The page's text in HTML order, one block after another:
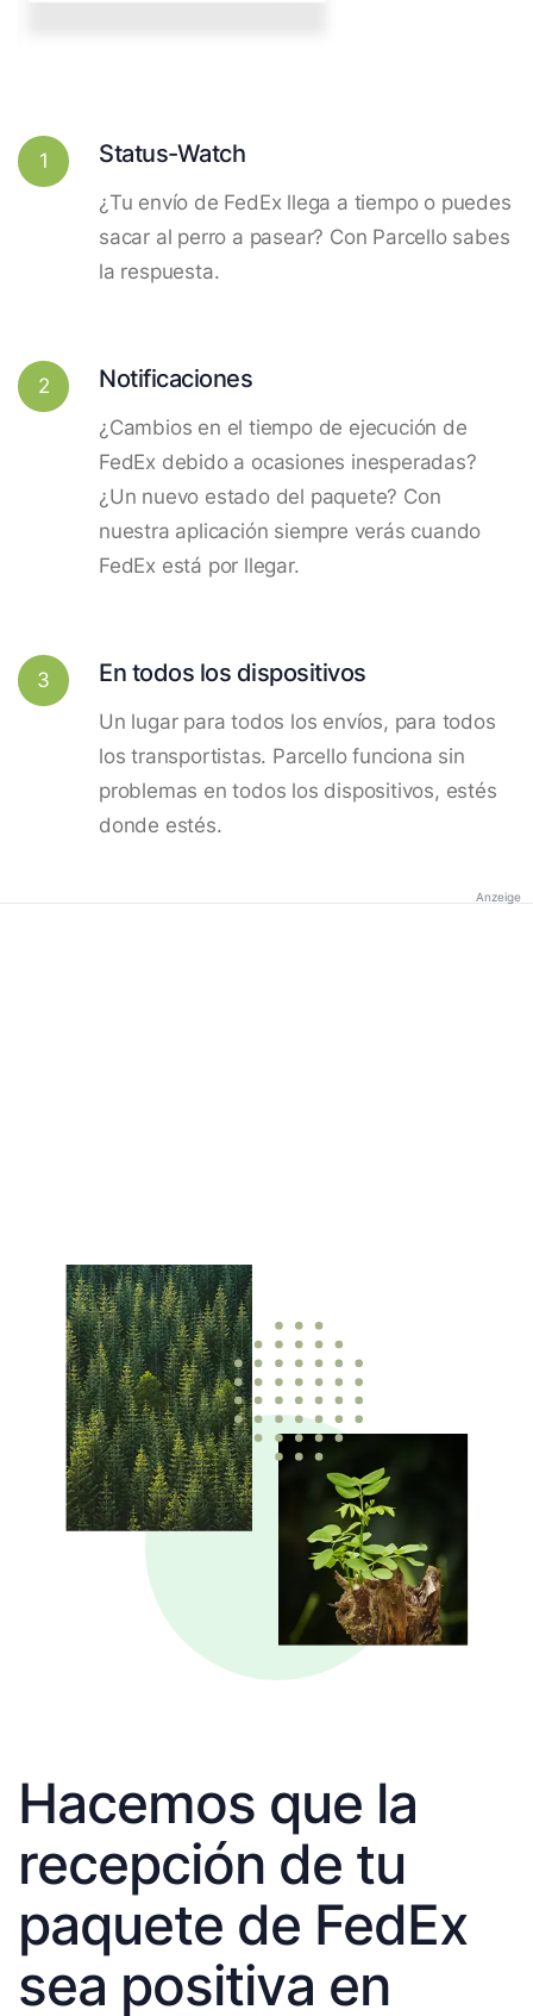
1 Status-Watch
¿Tu envío de FedEx llega a tiempo o puedes
sacar al perro a pasear? Con Parcello sabes
la respuesta.
2 Notificaciones
¿Cambios en el tiempo de ejecución de
FedEx debido a ocasiones inesperadas?
¿Un nuevo estado del paquete? Con
nuestra aplicación siempre verás cuando
FedEx está por llegar.
3 En todos los dispositivos
Un lugar para todos los envíos, para todos
los transportistas. Parcello funciona sin
problemas en todos los dispositivos, estés
donde estés.
Anzeige
Hacemos que la
recepción de tu
paquete de FedEx
sea positiva en